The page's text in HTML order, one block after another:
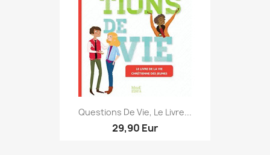
Questions De Vie, Le Livre...
29,90 Eur